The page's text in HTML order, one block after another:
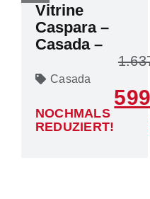
Vitrine
Caspara –
Casada –
Casada
NOCHMALS
REDUZIERT!
599